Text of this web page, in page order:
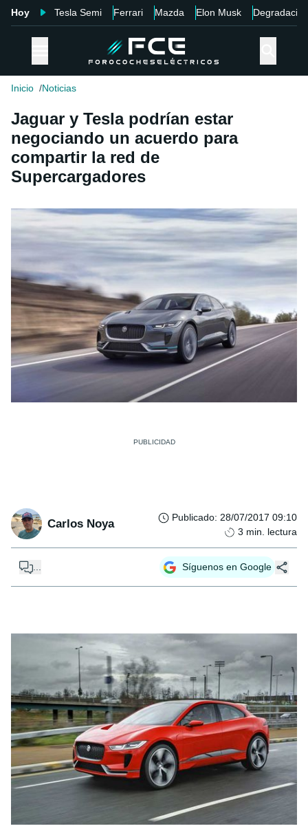
Hoy Tesla Semi Ferrari Mazda Elon Musk Degradación
Inicio Noticias
Jaguar y Tesla podrían estar
negociando un acuerdo para
compartir la red de
Supercargadores
Carlos Noya Publicado: 28/07/2017 09:10
3 min. lectura
... Síguenos en Google